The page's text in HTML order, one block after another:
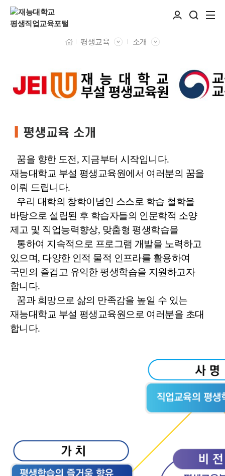
평생교육 소개
꿈을 향한 도전, 지금부터 시작입니다.
재능대학교 부설 평생교육원에서 여러분의 꿈을
이뤄 드립니다.
우리 대학의 창학이념인 스스로 학습 철학을
바탕으로 설립된 후 학습자들의 인문학적 소양
제고 및 직업능력향상, 맞춤형 평생학습을
통하여 지속적으로 프로그램 개발을 노력하고
있으며, 다양한 인적 물적 인프라를 활용하여
국민의 즐겁고 유익한 평생학습을 지원하고자
합니다.
꿈과 희망으로 삶의 만족감을 높일 수 있는
재능대학교 부설 평생교육원으로 여러분을 초대
합니다.